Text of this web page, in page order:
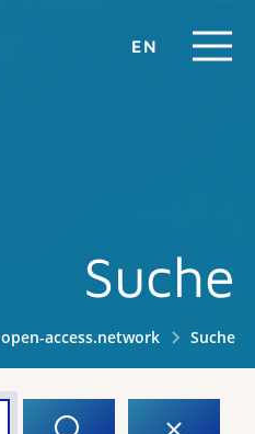
EN
Suche
open-access.network Suche